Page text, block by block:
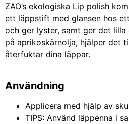
ZAO’s ekologiska Lip polish
ett läppstift med glansen hos
och ger lyster, samt ger det
på aprikoskärnolja, hjälper det
återfuktar dina läppar.
Användning
Applicera med hjälp av
TIPS: Använd läppenna i